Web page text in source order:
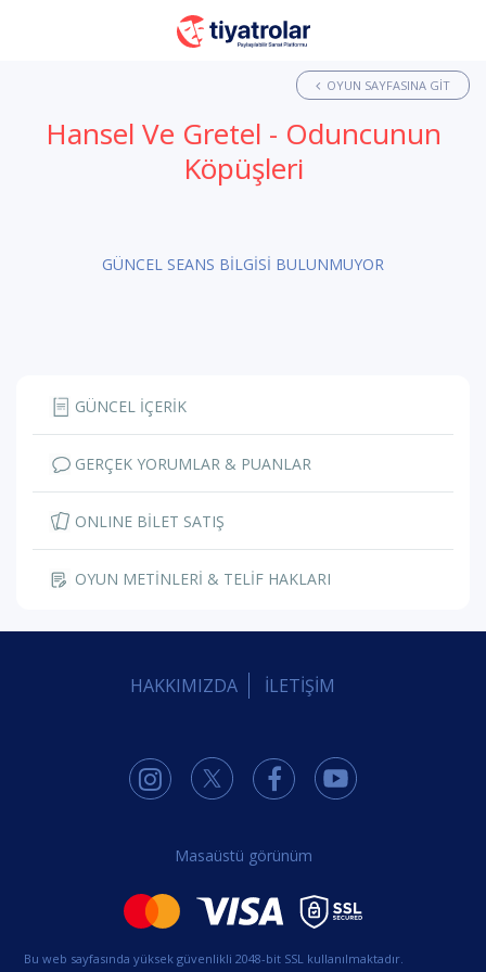
OYUN SAYFASINA GIT
Hansel Ve Gretel - Oduncunun
Köpüşleri
GÜNCEL SEANS BİLGİSİ BULUNMUYOR
GÜNCEL İÇERİK
GERÇEK YORUMLAR & PUANLAR
ONLINE BİLET SATIŞ
OYUN METİNLERİ & TELİF HAKLARI
HAKKIMIZDA İLETİŞİM
Masaüstü görünüm
Bu web sayfasında yüksek güvenlikli 2048-bit SSL kullanılmaktadır.